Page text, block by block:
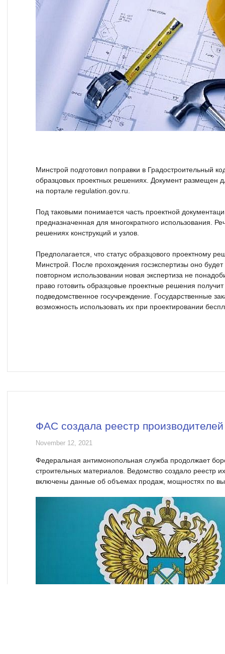
Минстрой подготовил поправки в Градостроительный
образцовых проектных решениях. Документ размещен
на портале regulation.gov.ru.
Под таковыми понимается часть проектной
предназначенная для многократного использования.
решениях конструкций и узлов.
Предполагается, что статус образцового проектному
Минстрой. После прохождения госэкспертизы оно
повторном использовании новая экспертиза не
право готовить образцовые проектные решения
подведомственное госучреждение. Государственные
возможность использовать их при проектировании
ФАС создала реестр
November 12, 2021
Федеральная антимонопольная служба продолжает
строительных материалов. Ведомство создало реестр
включены данные об объемах продаж, мощностях по